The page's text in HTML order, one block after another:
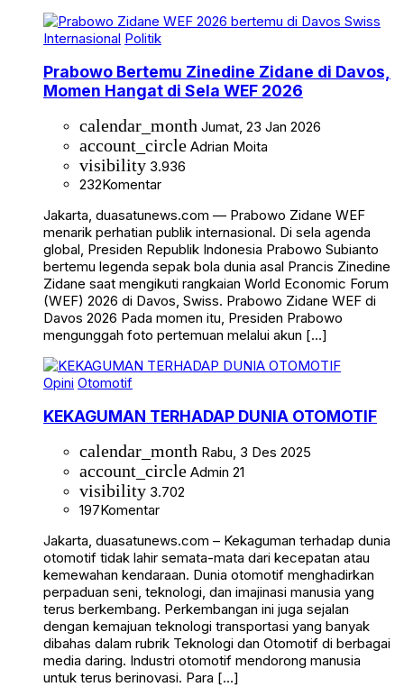
Internasional Politik
Prabowo Bertemu Zinedine Zidane di Davos,
Momen Hangat di Sela WEF 2026
calendar_month Jumat, 23 Jan 2026
account_circle Adrian Moita
visibility 3.936
232Komentar
Jakarta, duasatunews.com — Prabowo Zidane WEF
menarik perhatian publik internasional. Di sela agenda
global, Presiden Republik Indonesia Prabowo Subianto
bertemu legenda sepak bola dunia asal Prancis Zinedine
Zidane saat mengikuti rangkaian World Economic Forum
(WEF) 2026 di Davos, Swiss. Prabowo Zidane WEF di
Davos 2026 Pada momen itu, Presiden Prabowo
mengunggah foto pertemuan melalui akun […]
Opini Otomotif
KEKAGUMAN TERHADAP DUNIA OTOMOTIF
calendar_month Rabu, 3 Des 2025
account_circle Admin 21
visibility 3.702
197Komentar
Jakarta, duasatunews.com – Kekaguman terhadap dunia
otomotif tidak lahir semata-mata dari kecepatan atau
kemewahan kendaraan. Dunia otomotif menghadirkan
perpaduan seni, teknologi, dan imajinasi manusia yang
terus berkembang. Perkembangan ini juga sejalan
dengan kemajuan teknologi transportasi yang banyak
dibahas dalam rubrik Teknologi dan Otomotif di berbagai
media daring. Industri otomotif mendorong manusia
untuk terus berinovasi. Para […]